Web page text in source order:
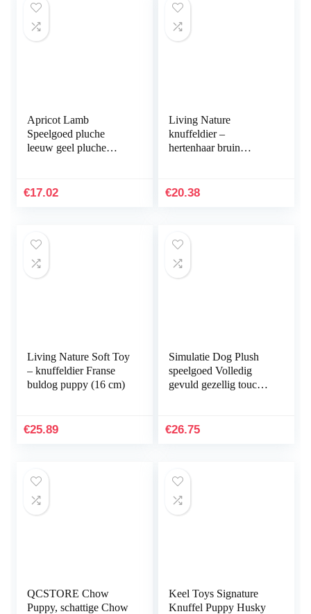
Apricot Lamb
Speelgoed pluche
leeuw geel pluche
geel, 20 cm
€17.02
Living Nature
knuffeldier –
hertenhaar bruin
€20.38
Living Nature Soft Toy
– knuffeldier Franse
buldog puppy (16 cm)
€25.89
Simulatie Dog Plush
speelgoed Volledig
gevuld gezellig touch
Chow Dog Gevulde…
€26.75
QCSTORE Chow
Puppy, schattige Chow
Keel Toys Signature
Knuffel Puppy Husky